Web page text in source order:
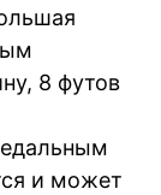
8 футов
и может